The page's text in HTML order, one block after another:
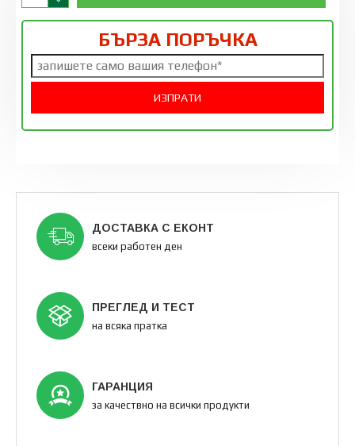
БЪРЗА ПОРЪЧКА
ДОСТАВКА С ЕКОНТ
всеки работен ден
ПРЕГЛЕД И ТЕСТ
на всяка пратка
ГАРАНЦИЯ
за качествно на всички продукти